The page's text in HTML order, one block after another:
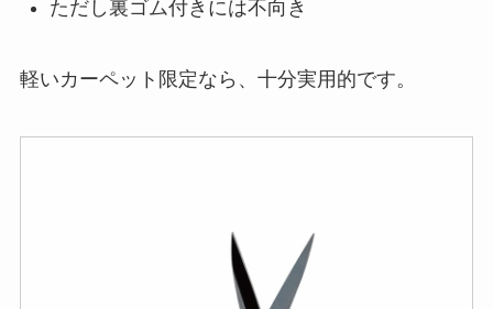
ただし裏ゴム付きには不向き
軽いカーペット限定なら、十分実用的です。